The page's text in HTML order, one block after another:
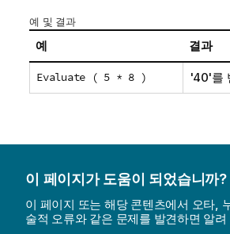
예 및 결과
예 결과
Evaluate ( 5 * 8 ) '40'를
이 페이지가 도움이 되었습니까?
이 페이지 또는 해당 콘텐츠에서 오타,
술적 오류와 같은 문제를 발견하면 알